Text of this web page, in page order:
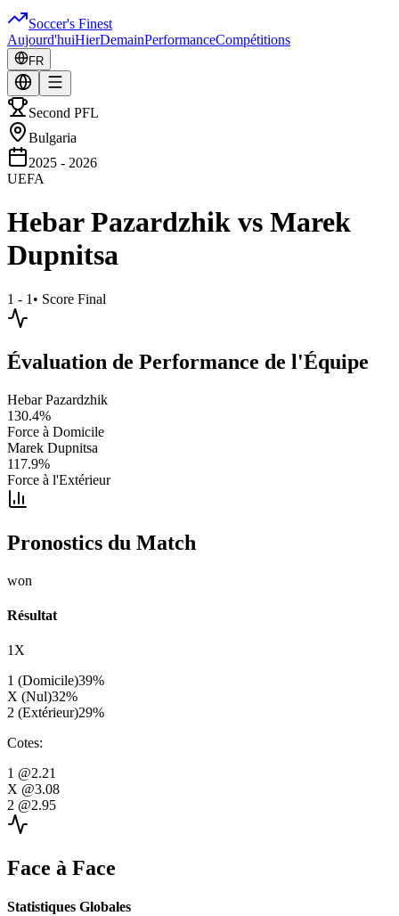
Soccer's Finest
Aujourd'huiHierDemainPerformanceCompétitions
FR
Second PFL
Bulgaria
2025 - 2026
UEFA
Hebar Pazardzhik vs Marek
Dupnitsa
1 - 1 • Score Final
Évaluation de Performance de l'Équipe
Hebar Pazardzhik
130.4%
Force à Domicile
Marek Dupnitsa
117.9%
Force à l'Extérieur
Pronostics du Match
won
Résultat
1X
1 (Domicile)39%
X (Nul)32%
2 (Extérieur)29%
Cotes:
1 @2.21
X @3.08
2 @2.95
Face à Face
Statistiques Globales